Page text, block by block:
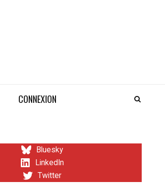
CONNEXION
Bluesky
LinkedIn
Twitter